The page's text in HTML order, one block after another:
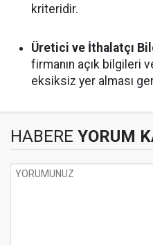
kriteridir.
Üretici ve İthalatçı
firmanın açık bilgileri
eksiksiz yer alması
HABERE YORUM